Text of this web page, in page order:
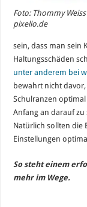
Foto: Thommy
pixelio.de
sein, dass man sein
Haltungsschäden
unter anderem bei
bewahrt nicht
Schulranzen
Anfang an darauf
Natürlich sollten die
Einstellungen
So steht einem
mehr im Wege.